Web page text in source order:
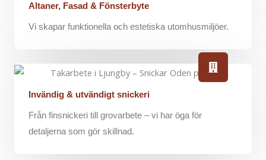
Altaner, Fasad & Fönsterbyte
Vi skapar funktionella och estetiska utomhusmiljöer.
Invändig & utvändigt snickeri
Från finsnickeri till grovarbete – vi har öga för
detaljerna som gör skillnad.